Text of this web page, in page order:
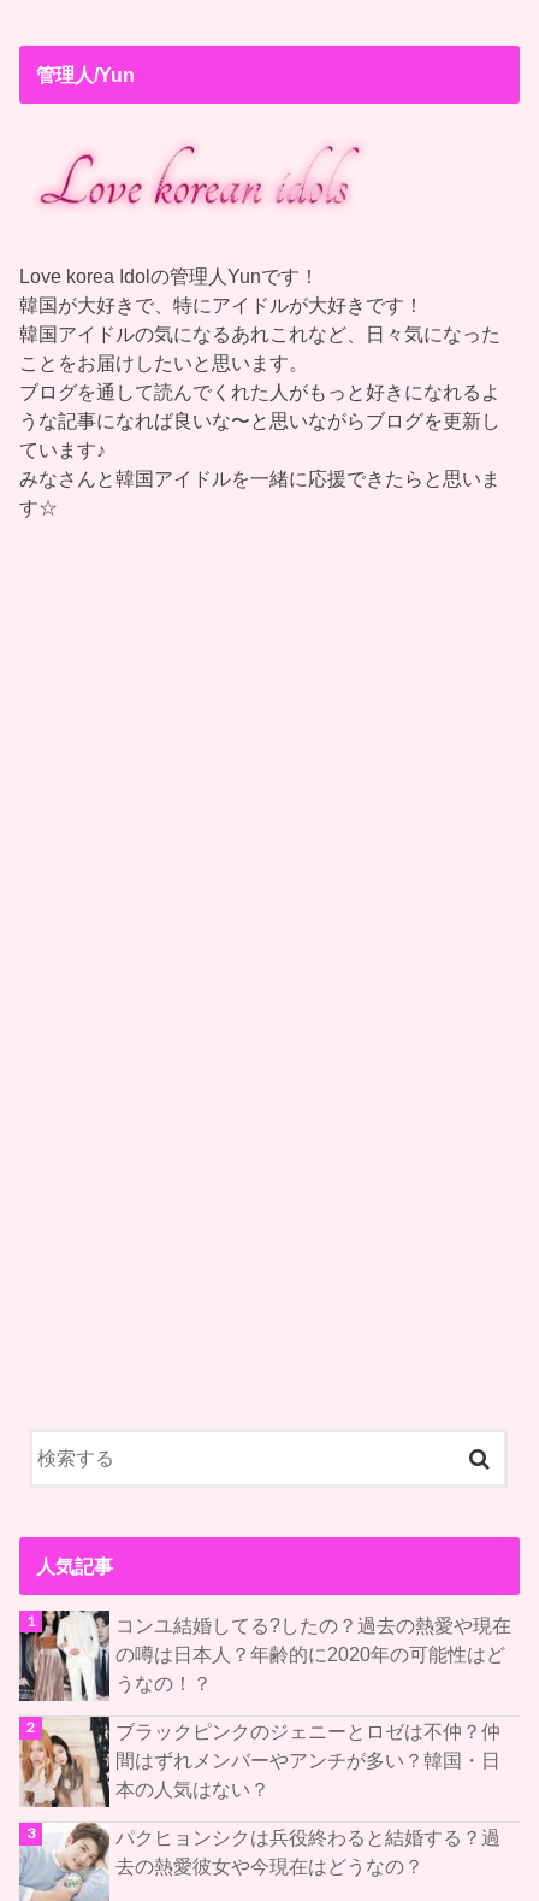
管理人/Yun
Love korea Idolの管理人Yunです！
韓国が大好きで、特にアイドルが大好きです！
韓国アイドルの気になるあれこれなど、日々気になった
ことをお届けしたいと思います。
ブログを通して読んでくれた人がもっと好きになれるよ
うな記事になれば良いな〜と思いながらブログを更新し
ています♪
みなさんと韓国アイドルを一緒に応援できたらと思いま
す☆
人気記事
コンユ結婚してる?したの？過去の熱愛や現在
の噂は日本人？年齢的に2020年の可能性はど
うなの！？
ブラックピンクのジェニーとロゼは不仲？仲
間はずれメンバーやアンチが多い？韓国・日
本の人気はない？
パクヒョンシクは兵役終わると結婚する？過
去の熱愛彼女や今現在はどうなの？